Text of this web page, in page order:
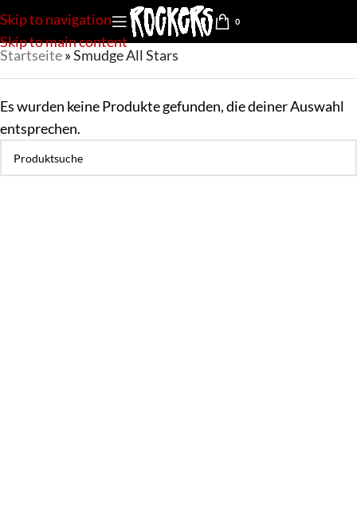
Skip to navigation
Skip to main content
0
Startseite»Smudge All Stars
Es wurden keine Produkte gefunden, die deiner Auswahl
entsprechen.